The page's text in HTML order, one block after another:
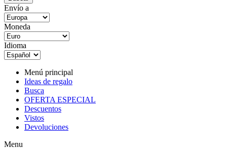
Envío a
Moneda
Idioma
Menú principal
Ideas de regalo
Busca
OFERTA ESPECIAL
Descuentos
Vistos
Devoluciones
Menu